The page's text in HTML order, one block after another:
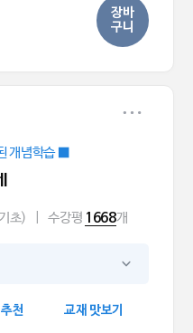
장바
구니
개념학습 ■
초) 수강평 1668개
천 교재 맛보기